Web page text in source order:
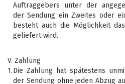
Auftraggebers unter der
der Sendung ein Zweites oder
besteht auch die Möglichkeit
geliefert wird.
V. Zahlung
1.Die Zahlung hat spätestens
der Sendung ohne jeden Abzug